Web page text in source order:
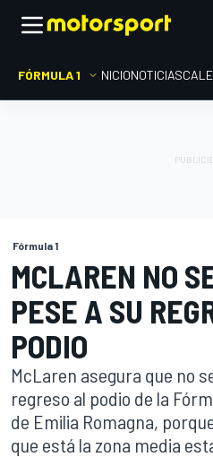
FÓRMULA 1 INICIONOTICIAS
Fórmula 1
MCLAREN NO
PESE A SU
PODIO
McLaren asegura que no
regreso al podio de la
de Emilia Romagna,
que está la zona media